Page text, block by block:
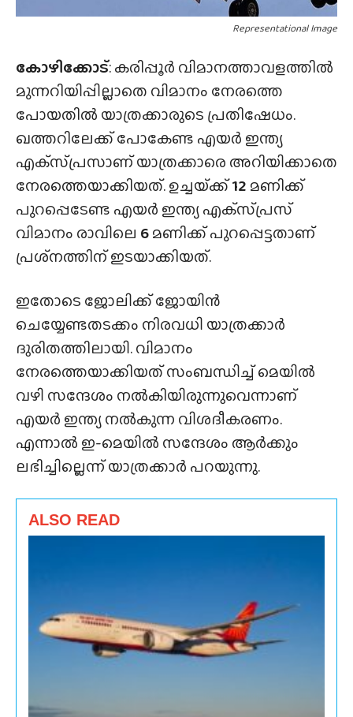
Representational Image
കോഴിക്കോട്: കരിപ്പൂർ വിമാനത്താവളത്തിൽ
മുന്നറിയിപ്പില്ലാതെ വിമാനം നേരത്തെ
പോയതിൽ യാത്രക്കാരുടെ പ്രതിഷേധം.
ഖത്തറിലേക്ക് പോകേണ്ട എയർ ഇന്ത്യ
എക്‌സ്‌പ്രസാണ് യാത്രക്കാരെ അറിയിക്കാതെ
നേരത്തെയാക്കിയത്. ഉച്ചയ്‌ക്ക്12 മണിക്ക്
പുറപ്പെടേണ്ട എയർ ഇന്ത്യ എക്‌സ്‌പ്രസ്
വിമാനം രാവിലെ 6മണിക്ക് പുറപ്പെട്ടതാണ്
പ്രശ്‌നത്തിന് ഇടയാക്കിയത്.
ഇതോടെ ജോലിക്ക് ജോയിൻ
ചെയ്യേണ്ടതടക്കം നിരവധി യാത്രക്കാർ
ദുരിതത്തിലായി. വിമാനം
നേരത്തെയാക്കിയത് സംബന്ധിച്ച് മെയിൽ
വഴി സന്ദേശം നൽകിയിരുന്നുവെന്നാണ്
എയർ ഇന്ത്യ നൽകുന്ന വിശദീകരണം.
എന്നാൽ ഇ-മെയിൽ സന്ദേശം ആർക്കും
ലഭിച്ചില്ലെന്ന് യാത്രക്കാർ പറയുന്നു.
ALSO READ